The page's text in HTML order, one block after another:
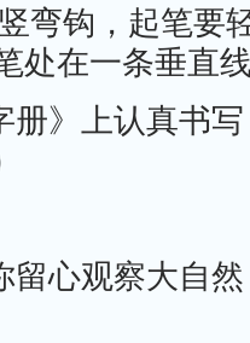
弯钩，起笔要
处在一条垂直
册》上认真书
留心观察大自